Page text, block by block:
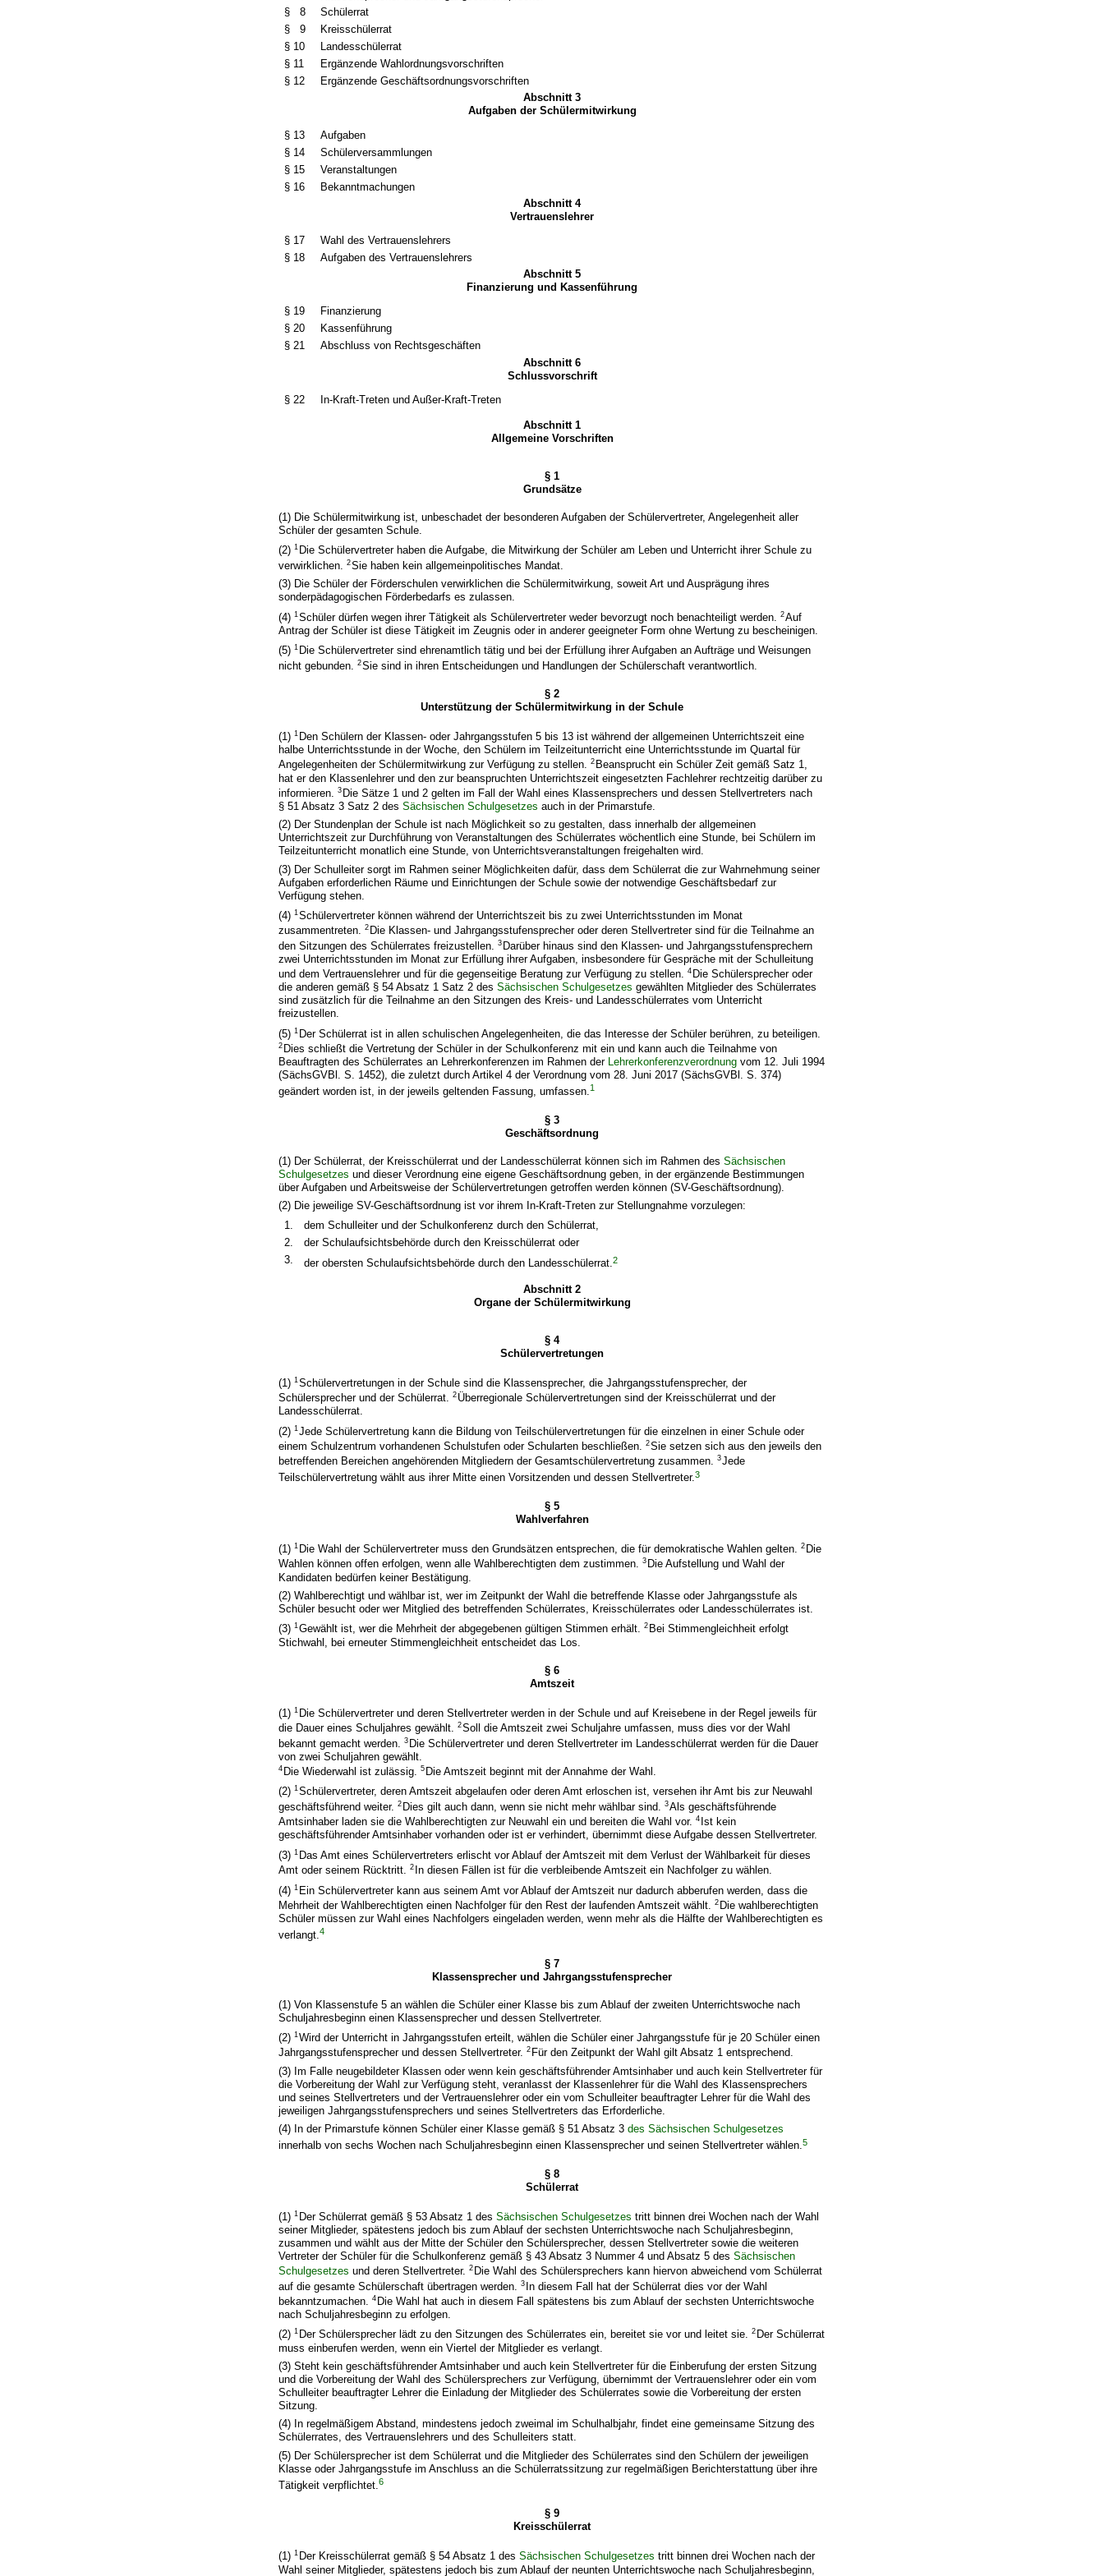
§ 8
Schülerrat
§ 9
Kreisschülerrat
§ 10
Landesschülerrat
§ 11
Ergänzende Wahlordnungsvorschriften
§ 12
Ergänzende Geschäftsordnungsvorschriften
Abschnitt 3
Aufgaben der Schülermitwirkung
§ 13
Aufgaben
§ 14
Schülerversammlungen
§ 15
Veranstaltungen
§ 16
Bekanntmachungen
Abschnitt 4
Vertrauenslehrer
§ 17
Wahl des Vertrauenslehrers
§ 18
Aufgaben des Vertrauenslehrers
Abschnitt 5
Finanzierung und Kassenführung
§ 19
Finanzierung
§ 20
Kassenführung
§ 21
Abschluss von Rechtsgeschäften
Abschnitt 6
Schlussvorschrift
§ 22
In-Kraft-Treten und Außer-Kraft-Treten
Abschnitt 1
Allgemeine Vorschriften
§ 1
Grundsätze
(1) Die Schülermitwirkung ist, unbeschadet der besonderen Aufgaben der Schülervertreter, Angelegenheit aller
Schüler der gesamten Schule.
(2)1 Die Schülervertreter haben die Aufgabe, die Mitwirkung der Schüler am Leben und Unterricht ihrer Schule zu
verwirklichen.2Sie haben kein allgemeinpolitisches Mandat.
(3) Die Schüler der Förderschulen verwirklichen die Schülermitwirkung, soweit Art und Ausprägung ihres
sonderpädagogischen Förderbedarfs es zulassen.
(4)1 Schüler dürfen wegen ihrer Tätigkeit als Schülervertreter weder bevorzugt noch benachteiligt werden.2Auf
Antrag der Schüler ist diese Tätigkeit im Zeugnis oder in anderer geeigneter Form ohne Wertung zu bescheinigen.
(5)1 Die Schülervertreter sind ehrenamtlich tätig und bei der Erfüllung ihrer Aufgaben an Aufträge und Weisungen
nicht gebunden.2Sie sind in ihren Entscheidungen und Handlungen der Schülerschaft verantwortlich.
§ 2
Unterstützung der Schülermitwirkung in der Schule
(1)1 Den Schülern der Klassen- oder Jahrgangsstufen 5 bis 13 ist während der allgemeinen Unterrichtszeit eine
halbe Unterrichtsstunde in der Woche, den Schülern im Teilzeitunterricht eine Unterrichtsstunde im Quartal für
Angelegenheiten der Schülermitwirkung zur Verfügung zu stellen.2 Beansprucht ein Schüler Zeit gemäß Satz 1,
hat er den Klassenlehrer und den zur beanspruchten Unterrichtszeit eingesetzten Fachlehrer rechtzeitig darüber zu
informieren.3 Die Sätze 1 und 2 gelten im Fall der Wahl eines Klassensprechers und dessen Stellvertreters nach
§ 51 Absatz 3 Satz 2 desSächsischen Schulgesetzes auch in der Primarstufe.
(2) Der Stundenplan der Schule ist nach Möglichkeit so zu gestalten, dass innerhalb der allgemeinen
Unterrichtszeit zur Durchführung von Veranstaltungen des Schülerrates wöchentlich eine Stunde, bei Schülern im
Teilzeitunterricht monatlich eine Stunde, von Unterrichtsveranstaltungen freigehalten wird.
(3) Der Schulleiter sorgt im Rahmen seiner Möglichkeiten dafür, dass dem Schülerrat die zur Wahrnehmung seiner
Aufgaben erforderlichen Räume und Einrichtungen der Schule sowie der notwendige Geschäftsbedarf zur
Verfügung stehen.
(4)1Schülervertreter können während der Unterrichtszeit bis zu zwei Unterrichtsstunden im Monat
zusammentreten.2 Die Klassen- und Jahrgangsstufensprecher oder deren Stellvertreter sind für die Teilnahme an
den Sitzungen des Schülerrates freizustellen.3 Darüber hinaus sind den Klassen- und Jahrgangsstufensprechern
zwei Unterrichtsstunden im Monat zur Erfüllung ihrer Aufgaben, insbesondere für Gespräche mit der Schulleitung
und dem Vertrauenslehrer und für die gegenseitige Beratung zur Verfügung zu stellen.4 Die Schülersprecher oder
die anderen gemäß § 54 Absatz 1 Satz 2 desSächsischen Schulgesetzes gewählten Mitglieder des Schülerrates
sind zusätzlich für die Teilnahme an den Sitzungen des Kreis- und Landesschülerrates vom Unterricht
freizustellen.
(5)1 Der Schülerrat ist in allen schulischen Angelegenheiten, die das Interesse der Schüler berühren, zu beteiligen.
2 Dies schließt die Vertretung der Schüler in der Schulkonferenz mit ein und kann auch die Teilnahme von
Beauftragten des Schülerrates an Lehrerkonferenzen im Rahmen der Lehrerkonferenzverordnung vom 12. Juli 1994
(SächsGVBl. S. 1452), die zuletzt durch Artikel 4 der Verordnung vom 28. Juni 2017 (SächsGVBl. S. 374)
geändert worden ist, in der jeweils geltenden Fassung, umfassen.1
§ 3
Geschäftsordnung
(1) Der Schülerrat, der Kreisschülerrat und der Landesschülerrat können sich im Rahmen desSächsischen
Schulgesetzes und dieser Verordnung eine eigene Geschäftsordnung geben, in der ergänzende Bestimmungen
über Aufgaben und Arbeitsweise der Schülervertretungen getroffen werden können (SV-Geschäftsordnung).
(2) Die jeweilige SV-Geschäftsordnung ist vor ihrem In-Kraft-Treten zur Stellungnahme vorzulegen:
1.
dem Schulleiter und der Schulkonferenz durch den Schülerrat,
2.
der Schulaufsichtsbehörde durch den Kreisschülerrat oder
3.
der obersten Schulaufsichtsbehörde durch den Landesschülerrat.2
Abschnitt 2
Organe der Schülermitwirkung
§ 4
Schülervertretungen
(1)1 Schülervertretungen in der Schule sind die Klassensprecher, die Jahrgangsstufensprecher, der
Schülersprecher und der Schülerrat.2 Überregionale Schülervertretungen sind der Kreisschülerrat und der
Landesschülerrat.
(2)1 Jede Schülervertretung kann die Bildung von Teilschülervertretungen für die einzelnen in einer Schule oder
einem Schulzentrum vorhandenen Schulstufen oder Schularten beschließen.2Sie setzen sich aus den jeweils den
betreffenden Bereichen angehörenden Mitgliedern der Gesamtschülervertretung zusammen.3Jede
Teilschülervertretung wählt aus ihrer Mitte einen Vorsitzenden und dessen Stellvertreter.3
§ 5
Wahlverfahren
(1)1 Die Wahl der Schülervertreter muss den Grundsätzen entsprechen, die für demokratische Wahlen gelten.2 Die
Wahlen können offen erfolgen, wenn alle Wahlberechtigten dem zustimmen.3 Die Aufstellung und Wahl der
Kandidaten bedürfen keiner Bestätigung.
(2) Wahlberechtigt und wählbar ist, wer im Zeitpunkt der Wahl die betreffende Klasse oder Jahrgangsstufe als
Schüler besucht oder wer Mitglied des betreffenden Schülerrates, Kreisschülerrates oder Landesschülerrates ist.
(3)1Gewählt ist, wer die Mehrheit der abgegebenen gültigen Stimmen erhält.2 Bei Stimmengleichheit erfolgt
Stichwahl, bei erneuter Stimmengleichheit entscheidet das Los.
§ 6
Amtszeit
(1)1 Die Schülervertreter und deren Stellvertreter werden in der Schule und auf Kreisebene in der Regel jeweils für
die Dauer eines Schuljahres gewählt.2Soll die Amtszeit zwei Schuljahre umfassen, muss dies vor der Wahl
bekannt gemacht werden.3 Die Schülervertreter und deren Stellvertreter im Landesschülerrat werden für die Dauer
von zwei Schuljahren gewählt.
4 Die Wiederwahl ist zulässig.5 Die Amtszeit beginnt mit der Annahme der Wahl.
(2)1Schülervertreter, deren Amtszeit abgelaufen oder deren Amt erloschen ist, versehen ihr Amt bis zur Neuwahl
geschäftsführend weiter.2 Dies gilt auch dann, wenn sie nicht mehr wählbar sind.3Als geschäftsführende
Amtsinhaber laden sie die Wahlberechtigten zur Neuwahl ein und bereiten die Wahl vor.4 Ist kein
geschäftsführender Amtsinhaber vorhanden oder ist er verhindert, übernimmt diese Aufgabe dessen Stellvertreter.
(3)1 Das Amt eines Schülervertreters erlischt vor Ablauf der Amtszeit mit dem Verlust der Wählbarkeit für dieses
Amt oder seinem Rücktritt.2 In diesen Fällen ist für die verbleibende Amtszeit ein Nachfolger zu wählen.
(4)1 Ein Schülervertreter kann aus seinem Amt vor Ablauf der Amtszeit nur dadurch abberufen werden, dass die
Mehrheit der Wahlberechtigten einen Nachfolger für den Rest der laufenden Amtszeit wählt.2 Die wahlberechtigten
Schüler müssen zur Wahl eines Nachfolgers eingeladen werden, wenn mehr als die Hälfte der Wahlberechtigten es
verlangt.4
§ 7
Klassensprecher und Jahrgangsstufensprecher
(1) Von Klassenstufe 5 an wählen die Schüler einer Klasse bis zum Ablauf der zweiten Unterrichtswoche nach
Schuljahresbeginn einen Klassensprecher und dessen Stellvertreter.
(2)1Wird der Unterricht in Jahrgangsstufen erteilt, wählen die Schüler einer Jahrgangsstufe für je 20 Schüler einen
Jahrgangsstufensprecher und dessen Stellvertreter.2 Für den Zeitpunkt der Wahl gilt Absatz 1 entsprechend.
(3) Im Falle neugebildeter Klassen oder wenn kein geschäftsführender Amtsinhaber und auch kein Stellvertreter für
die Vorbereitung der Wahl zur Verfügung steht, veranlasst der Klassenlehrer für die Wahl des Klassensprechers
und seines Stellvertreters und der Vertrauenslehrer oder ein vom Schulleiter beauftragter Lehrer für die Wahl des
jeweiligen Jahrgangsstufensprechers und seines Stellvertreters das Erforderliche.
(4) In der Primarstufe können Schüler einer Klasse gemäß § 51 Absatz 3des Sächsischen Schulgesetzes
innerhalb von sechs Wochen nach Schuljahresbeginn einen Klassensprecher und seinen Stellvertreter wählen.5
§ 8
Schülerrat
(1)1 Der Schülerrat gemäß § 53 Absatz 1 desSächsischen Schulgesetzes tritt binnen drei Wochen nach der Wahl
seiner Mitglieder, spätestens jedoch bis zum Ablauf der sechsten Unterrichtswoche nach Schuljahresbeginn,
zusammen und wählt aus der Mitte der Schüler den Schülersprecher, dessen Stellvertreter sowie die weiteren
Vertreter der Schüler für die Schulkonferenz gemäß § 43 Absatz 3 Nummer 4 und Absatz 5 desSächsischen
Schulgesetzes und deren Stellvertreter.2 Die Wahl des Schülersprechers kann hiervon abweichend vom Schülerrat
auf die gesamte Schülerschaft übertragen werden.3 In diesem Fall hat der Schülerrat dies vor der Wahl
bekanntzumachen.4 Die Wahl hat auch in diesem Fall spätestens bis zum Ablauf der sechsten Unterrichtswoche
nach Schuljahresbeginn zu erfolgen.
(2)1 Der Schülersprecher lädt zu den Sitzungen des Schülerrates ein, bereitet sie vor und leitet sie.2 Der Schülerrat
muss einberufen werden, wenn ein Viertel der Mitglieder es verlangt.
(3) Steht kein geschäftsführender Amtsinhaber und auch kein Stellvertreter für die Einberufung der ersten Sitzung
und die Vorbereitung der Wahl des Schülersprechers zur Verfügung, übernimmt der Vertrauenslehrer oder ein vom
Schulleiter beauftragter Lehrer die Einladung der Mitglieder des Schülerrates sowie die Vorbereitung der ersten
Sitzung.
(4) In regelmäßigem Abstand, mindestens jedoch zweimal im Schulhalbjahr, findet eine gemeinsame Sitzung des
Schülerrates, des Vertrauenslehrers und des Schulleiters statt.
(5) Der Schülersprecher ist dem Schülerrat und die Mitglieder des Schülerrates sind den Schülern der jeweiligen
Klasse oder Jahrgangsstufe im Anschluss an die Schülerratssitzung zur regelmäßigen Berichterstattung über ihre
Tätigkeit verpflichtet.6
§ 9
Kreisschülerrat
(1)1 Der Kreisschülerrat gemäß § 54 Absatz 1 desSächsischen Schulgesetzes tritt binnen drei Wochen nach der
Wahl seiner Mitglieder, spätestens jedoch bis zum Ablauf der neunten Unterrichtswoche nach Schuljahresbeginn,